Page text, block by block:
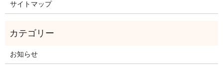
サイトマップ
お知らせ